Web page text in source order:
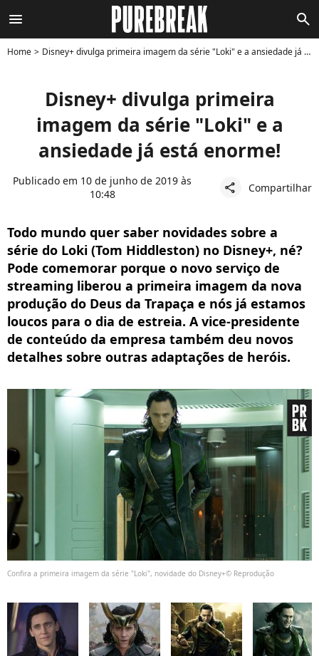
menu search
Home Disney+ divulga primeira imagem da série "Loki" e a ansiedade já está enorme!
Disney+ divulga primeira
imagem da série "Loki" e a
ansiedade já está enorme!
Publicado em 10 de junho de 2019 às
10:48
share Compartilhar
Todo mundo quer saber novidades sobre a
série do Loki (Tom Hiddleston) no Disney+, né?
Pode comemorar porque o novo serviço de
streaming liberou a primeira imagem da nova
produção do Deus da Trapaça e nós já estamos
loucos para o dia de estreia. A vice-presidente
de conteúdo da empresa também deu novos
detalhes sobre outras adaptações de heróis.
Confira a primeira imagem da série "Loki", novidade do Disney+© Reprodução